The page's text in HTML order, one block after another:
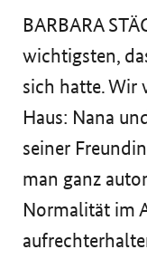
BARBARA
wichtigsten,
sich hatte. Wir
Haus: Nana
seiner
man ganz
Normalität im